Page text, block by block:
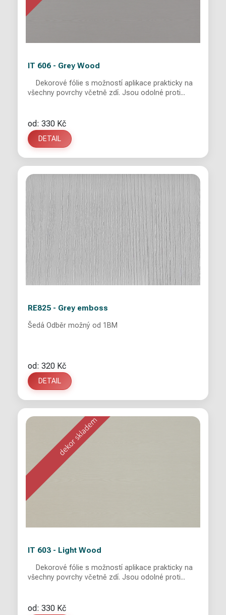
IT 606 - Grey Wood
všechny povrchy včetně zdí. Jsou odolné proti...
od: 330 Kč
DETAIL
RE825 - Grey emboss
Šedá Odběr možný od 1BM
od: 320 Kč
DETAIL
IT 603 - Light Wood
všechny povrchy včetně zdí. Jsou odolné proti...
od: 330 Kč